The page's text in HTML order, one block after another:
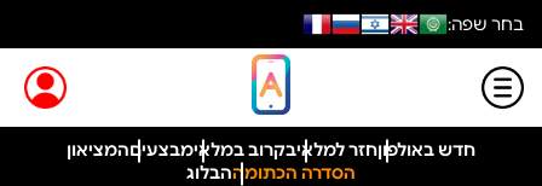
בחר שפה:
חדש באולפוןחזר למלאיבקרוב במלאימבצעיםהמציאון
הסדרה הכתומההבלוג